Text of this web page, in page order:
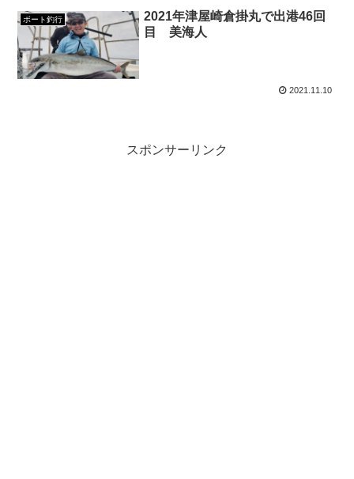
ボート釣行
2021年津屋崎倉掛丸で出港46回
目 美海人
2021.11.10
スポンサーリンク